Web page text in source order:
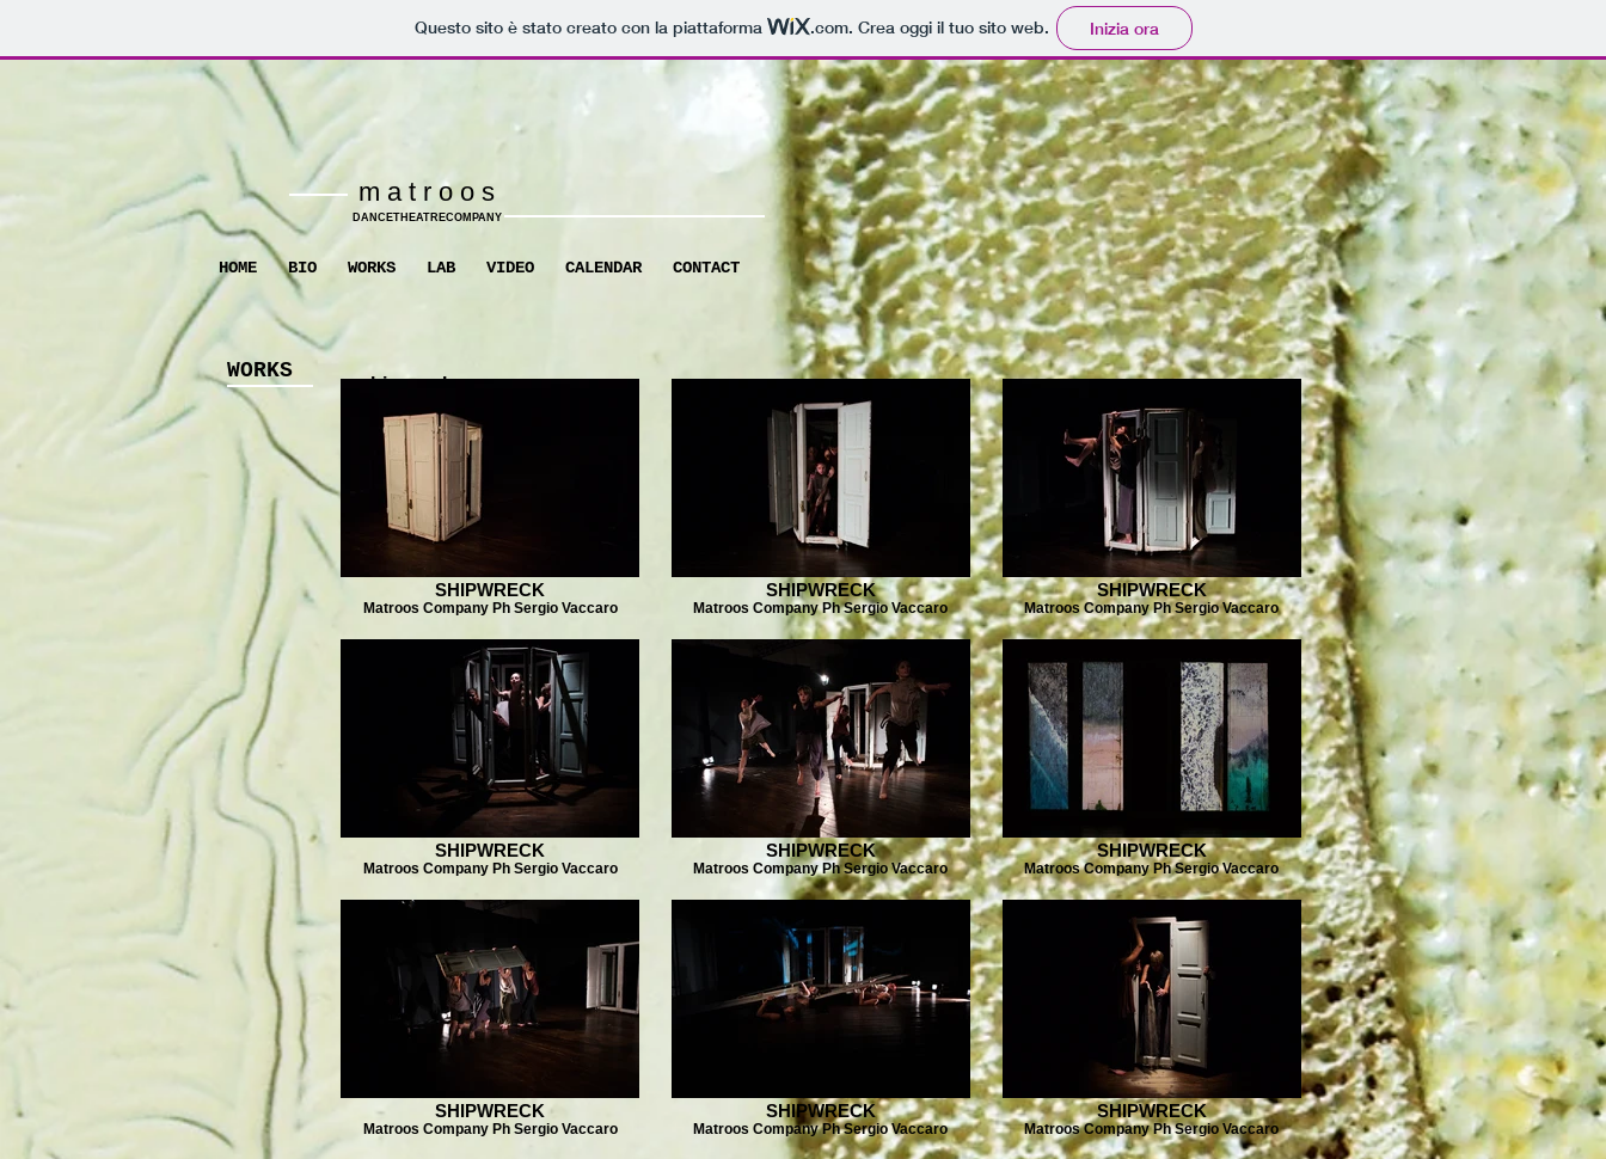
Questo sito è stato creato con la piattaforma .com. Crea oggi il tuo sito web. Inizia ora
WORKS
shipwreck
SHIPWRECK
Matroos Company Ph Sergio Vaccaro
SHIPWRECK
Matroos Company Ph Sergio Vaccaro
SHIPWRECK
Matroos Company Ph Sergio Vaccaro
SHIPWRECK
Matroos Company Ph Sergio Vaccaro
SHIPWRECK
Matroos Company Ph Sergio Vaccaro
SHIPWRECK
Matroos Company Ph Sergio Vaccaro
SHIPWRECK
Matroos Company Ph Sergio Vaccaro
SHIPWRECK
Matroos Company Ph Sergio Vaccaro
SHIPWRECK
Matroos Company Ph Sergio Vaccaro
m a t r o o s
DANCETHEATRECOMPANY
HOME BIO WORKS LAB VIDEO CALENDAR CONTACT